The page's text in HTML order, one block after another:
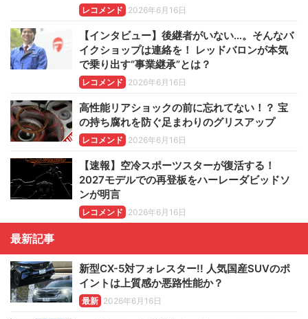
レコメンド 2026年6月16日
【インタビュー】後継者がいない…。そんなバ
イクショップは連絡を！ レッドバロンが本気
で乗り出す“事業継承”とは？
レコメンド 2026年6月16日
高性能リアショックの前に忘れてない！？ 宝
の持ち腐れを防ぐ足まわりのグリスアップ
レコメンド 2026年6月16日
【速報】空冷スポーツスターが復活する！
2027モデルでの再登板をハーレーダビッドソ
ンが明言
レコメンド 2026年6月16日
最新記事
新型CX-5対フォレスター!! 人気国産SUVのポ
イントは上質感か悪路性能か？
最新 2026年6月16日